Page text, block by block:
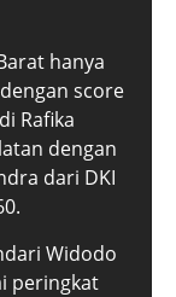
hanya
score
Rafika
dengan
dari DKI
Widodo
peringkat